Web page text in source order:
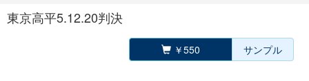
東京高平5.12.20判決
￥550 サンプル